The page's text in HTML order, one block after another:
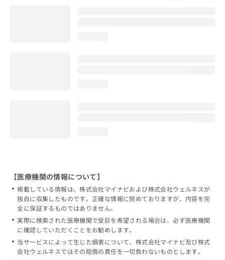
【医療機関の情報について】
掲載している情報は、株式会社マイナビおよび株式会社ウェルネスが
独自に収集したものです。正確な情報に努めておりますが、内容を完
全に保証するものではありません。
実際に検索された医療機関で受診を希望される場合は、必ず医療機関
に確認していただくことをお勧めします。
当サービスによって生じた損害について、株式会社マイナビ及び株式
会社ウェルネスではその賠償の責任を一切負わないものとします。